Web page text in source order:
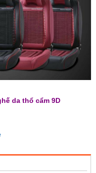
da thổ cẩm 9D